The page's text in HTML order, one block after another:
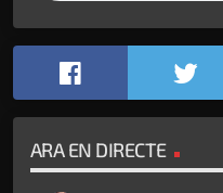
ARA EN DIRECTE